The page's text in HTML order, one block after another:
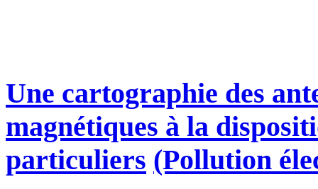
Une cartographie des
magnétiques à la
particuliers (Pollution